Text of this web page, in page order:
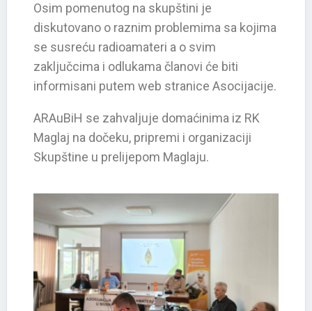
Osim pomenutog na skupštini je
diskutovano o raznim problemima sa kojima
se susreću radioamateri a o svim
zaključcima i odlukama članovi će biti
informisani putem web stranice Asocijacije.
ARAuBiH se zahvaljuje domaćinima iz RK
Maglaj na dočeku, pripremi i organizaciji
Skupštine u prelijepom Maglaju.